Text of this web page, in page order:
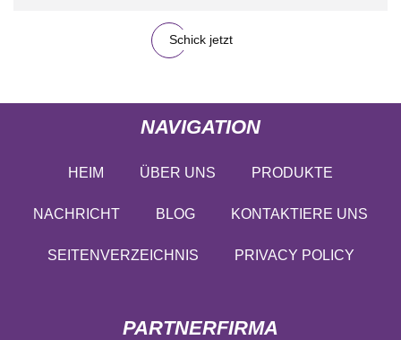
Schick jetzt
NAVIGATION
HEIM ÜBER UNS PRODUKTE
NACHRICHT BLOG KONTAKTIERE UNS
SEITENVERZEICHNIS PRIVACY POLICY
PARTNERFIRMA